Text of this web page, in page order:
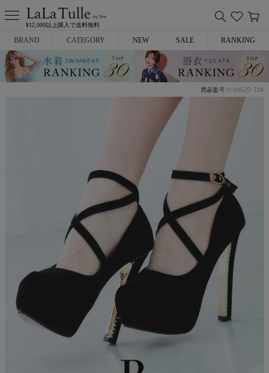
¥12,000以上購入で送料無料
BRAND
Anella
PURESS
CATEGORY
ミニドレス
ランジェリー
コスプレ
NEW SALE RANKING
商品番号 rr-sh629-1bk